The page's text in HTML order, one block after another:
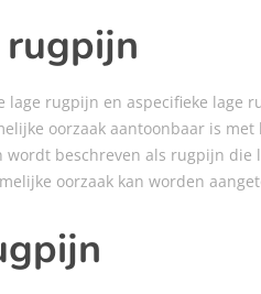
rugpijn en aspecifieke lage
oorzaak aantoonbaar is
wordt beschreven als rugpijn
oorzaak kan worden